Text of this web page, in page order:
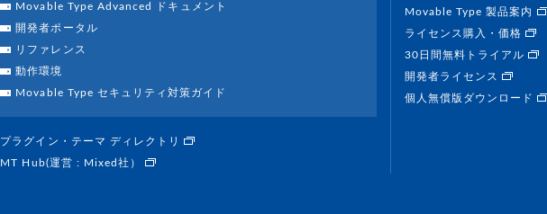
Movable Type Advanced ドキュメント
開発者ポータル
リファレンス
動作環境
Movable Type セキュリティ対策ガイド
プラグイン・テーマ ディレクトリ
MT Hub(運営 : Mixed社）
Movable Type 製品案内
ライセンス購入・価格
30日間無料トライアル
開発者ライセンス
個人無償版ダウンロード